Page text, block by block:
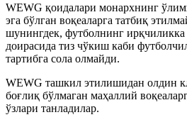
WEWG қоидалари монархнинг
эга бўлган воқеаларга татбиқ
шунингдек, футболнинг
доирасида тиз чўкиш каби
тартибга сола олмайди.
WEWG ташкил этилишидан олдин
боғлиқ бўлмаган маҳаллий
ўзлари танладилар.